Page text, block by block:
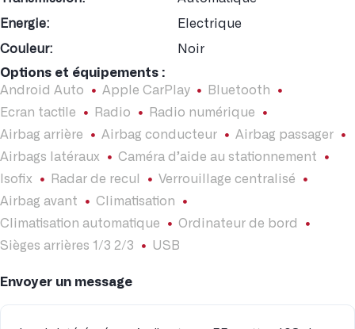
Energie:
Electrique
Couleur:
Noir
Options et équipements :
Android Auto
Apple CarPlay
Bluetooth
Ecran tactile
Radio
Radio numérique
Airbag arrière
Airbag conducteur
Airbag passager
Airbags latéraux
Caméra d’aide au stationnement
Isofix
Radar de recul
Verrouillage centralisé
Airbag avant
Climatisation
Climatisation automatique
Ordinateur de bord
Sièges arrières 1/3 2/3
USB
Envoyer un message